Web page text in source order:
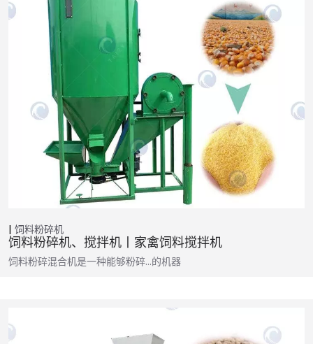
饲料粉碎机
饲料粉碎机、搅拌机丨家禽饲料搅拌机
饲料粉碎混合机是一种能够粉碎…的机器